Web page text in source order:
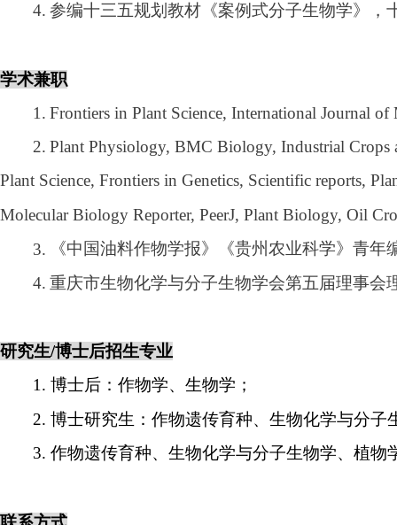
4. 参编十三五规划教材《案例式分子生物学》
学术兼职
1. Frontiers in Plant Science, International Journal of
2. Plant Physiology, BMC Biology, Industrial
Plant Science, Frontiers in Genetics, Scientific reports,
Molecular Biology Reporter, PeerJ, Plant Biology, Oil
3.
《中国油料作物学报》《贵州农业科学》青年
4. 重庆市生物化学与分子生物学会第五届理事
研究生/博士后招生专业
1.博士后：作物学、生物学；
2.博士研究生：作物遗传育种、生物化学与分子
3.作物遗传育种、生物化学与分子生物学、植物